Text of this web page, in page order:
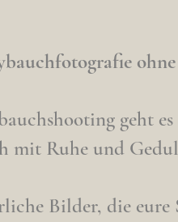
geht
mit Ruhe und
Bilder, die